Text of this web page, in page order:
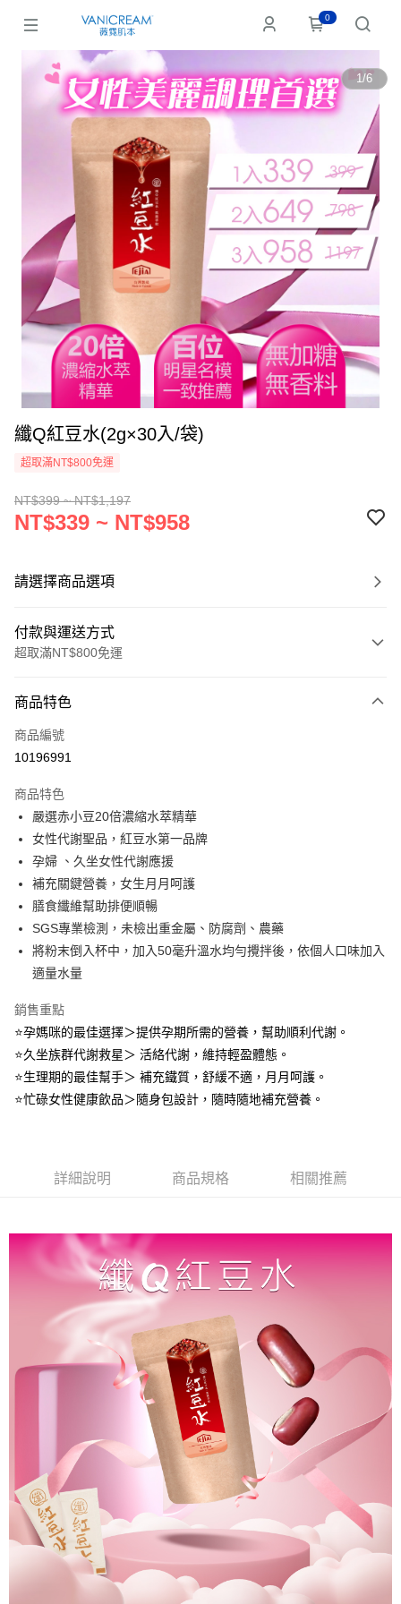
0
1/6
纖Q紅豆水(2g×30入/袋)
超取滿NT$800免運
NT$399 ~ NT$1,197
NT$339 ~ NT$958
請選擇商品選項
付款與運送方式
超取滿NT$800免運
信用卡一次付款
信用卡分期付款
合作金庫商業銀行
華南商業銀行
上海商業儲蓄銀行
國泰世華商業銀行
臺灣中小企業銀行
匯豐（台灣）商業銀行
聯邦商業銀行
元大商業銀行
永豐商業銀行
玉山商業銀行
星展（台灣）商業銀行
台新國際商業銀行
6 期 0 利率 每期
華南商業銀行
上海商業儲蓄銀行
國泰世華商業銀行
臺灣中小企業銀行
匯豐（台灣）商業銀行
華泰商業銀行
聯邦商業銀行
遠東國際商業銀行
元大商業銀行
永豐商業銀行
玉山商業銀行
台灣樂天信用卡公司
超商取貨付款
LINE Pay
Apple Pay
街口支付
悠遊付
ATM付款
運送方式
7-11取貨付款
每筆NT$80，滿NT$800(含以上)免運費
付款後7-11取貨
每筆NT$80，滿NT$800(含以上)免運費
7-11快速到店
每筆NT$100，滿NT$800(含以上)免運費
每筆NT$100，滿NT$800(含以上)免運費
宅配到府(離島)
每筆NT$100，滿NT$800(含以上)免運費
黑貓宅配貨到付款(限本島)
每筆NT$120，滿NT$800(含以上)免運費
商品特色
商品編號
10196991
商品特色
嚴選赤小豆20倍濃縮水萃精華
女性代謝聖品，紅豆水第一品牌
孕婦 、久坐女性代謝應援
補充關鍵營養，女生月月呵護
膳食纖維幫助排便順暢
SGS專業檢測，未檢出重金屬、防腐劑、農藥
將粉末倒入杯中，加入50毫升溫水均勻攪拌後，依個人口味加入
適量水量
銷售重點
⭐孕媽咪的最佳選擇＞提供孕期所需的營養，幫助順利代謝。
⭐久坐族群代謝救星＞ 活絡代謝，維持輕盈體態。
⭐生理期的最佳幫手＞ 補充鐵質，舒緩不適，月月呵護。
⭐忙碌女性健康飲品＞隨身包設計，隨時隨地補充營養。
詳細說明 商品規格 相關推薦